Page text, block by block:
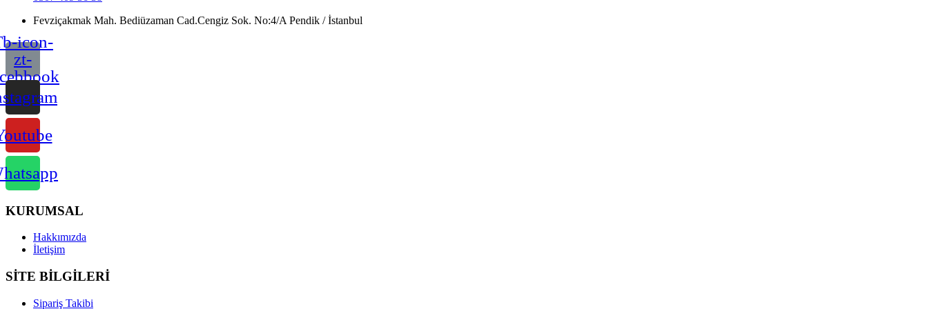
Fevziçakmak Mah. Bediüzaman Cad.Cengiz Sok. No:4/A Pendik / İstanbul
icon-
zt-
KURUMSAL
Hakkımızda
İletişim
SİTE BİLGİLERİ
Sipariş Takibi